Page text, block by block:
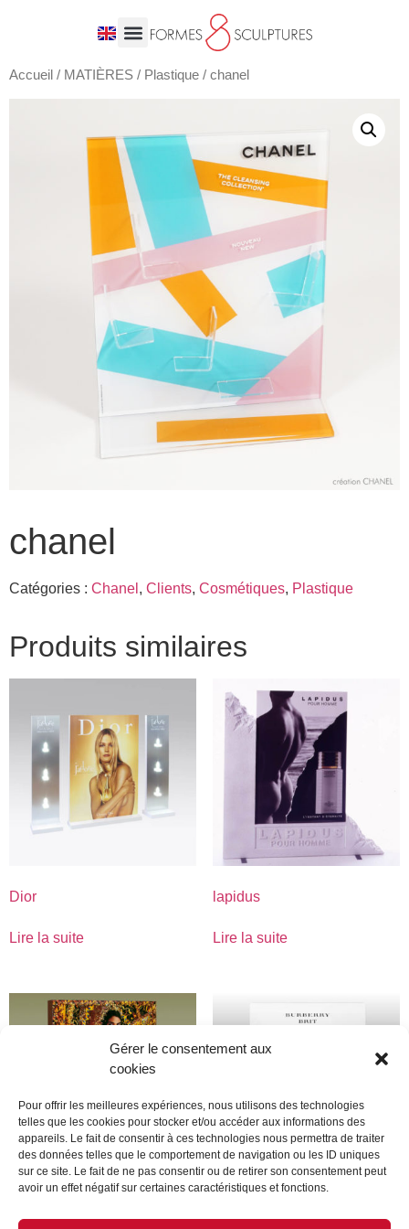
Gérer le consentement aux
cookies
Pour offrir les meilleures expériences, nous utilisons des technologies
telles que les cookies pour stocker et/ou accéder aux informations des
appareils. Le fait de consentir à ces technologies nous permettra de traiter
des données telles que le comportement de navigation ou les ID uniques
sur ce site. Le fait de ne pas consentir ou de retirer son consentement peut
avoir un effet négatif sur certaines caractéristiques et fonctions.
Accueil / MATIÈRES / Plastique / chanel
chanel
Catégories : Chanel , Clients, Cosmétiques, Plastique
Produits similaires
Dior
Lire la suite
lapidus
Lire la suite